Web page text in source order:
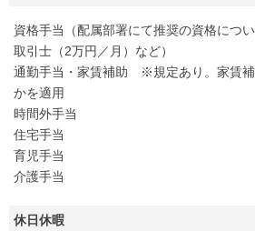
資格手当（配属部署にて推奨の資格につ
取引士（2万円／月）など）
通勤手当・家賃補助 ※規定あり。家賃補
かを適用
時間外手当
住宅手当
育児手当
介護手当
休日休暇